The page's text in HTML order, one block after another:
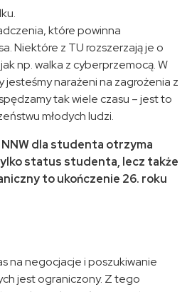
które powinna
Niektóre z TU rozszerzają je o
np. walka z cyberprzemocą. W
narażeni na zagrożenia z
tak wiele czasu – jest to
młodych ludzi.
NNW dla studenta otrzyma
status studenta, lecz także
to ukończenie 26. roku
na negocjacje i poszukiwanie
jest ograniczony. Z tego